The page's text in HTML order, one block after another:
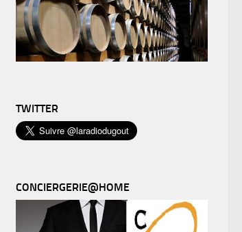
TWITTER
CONCIERGERIE@HOME